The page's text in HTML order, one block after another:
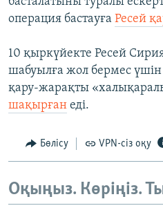
операция бастауға Ресей
10 қыркүйекте Ресей
шабуылға жол бермес үшін
қару-жарақты
шақырған еді.
Бөлісу VPN-сіз оқу
Оқыңыз. Көріңіз.